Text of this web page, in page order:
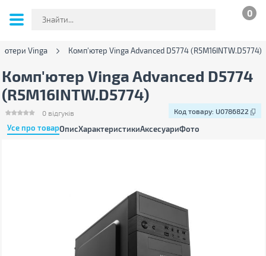
0
Vinga Комп'ютер Vinga Advanced D5774 (R5M16INTW.D5774)
Комп'ютер Vinga Advanced D5774
(R5M16INTW.D5774)
Усе про товарОписХарактеристикиАксесуариФото
0відгуків Код товару: U0786822